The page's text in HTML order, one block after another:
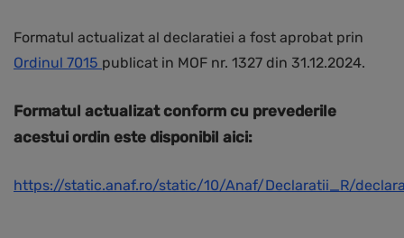
Formatul actualizat al declaratiei a fost aprobat prin
Ordinul 7015 publicat in MOF nr. 1327 din 31.12.2024.
Formatul actualizat conform cu prevederile
acestui ordin este disponibil aici:
https://static.anaf.ro/static/10/Anaf/Declaratii_R/